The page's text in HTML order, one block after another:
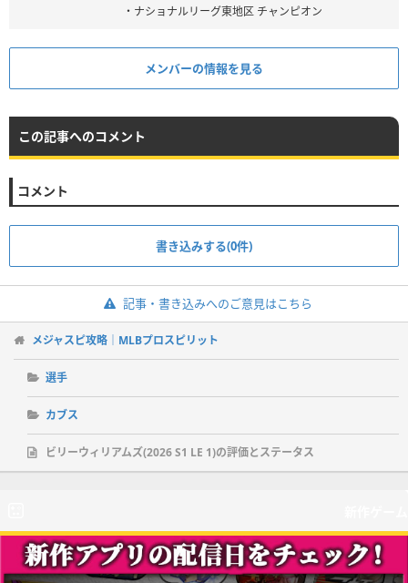
・ナショナルリーグ東地区 チャンピオン
メンバーの情報を見る
この記事へのコメント
コメント
書き込みする(0件)
記事・書き込みへのご意見はこちら
メジャスピ攻略｜MLBプロスピリット
選手
カブス
ビリーウィリアムズ(2026 S1 LE 1)の評価とステータス